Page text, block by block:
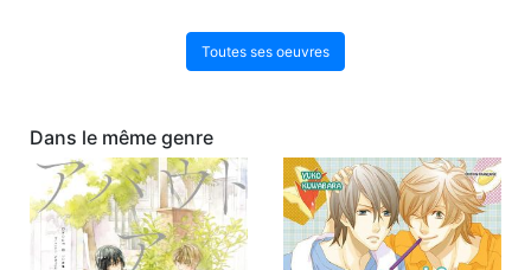
Toutes ses oeuvres
Dans le même genre